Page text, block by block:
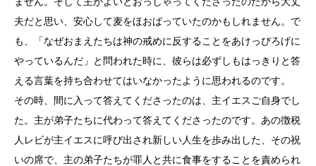
夫だと思い、安心して麦をほおばっていたのかもしれません。で
も、「なぜおまえたちは神の戒めに反することをあけっぴろげに
やっているんだ」と問われた時に、彼らは必ずしもはっきりと答
える言葉を持ち合わせてはいなかったように思われるのです。
その時、間に入って答えてくださったのは、主イエスご自身でし
た。主が弟子たちに代わって答えてくださったのです。あの徴税
人レビが主イエスに呼び出され新しい人生を歩み出した、その祝
いの席で、主の弟子たちが罪人と共に食事をすることを責められ